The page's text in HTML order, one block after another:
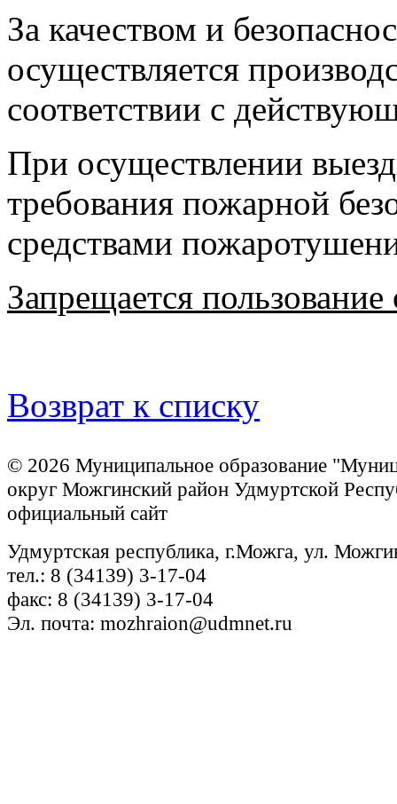
За качеством и
осуществляется
соответствии с
При осуществлении
требования пожарной
средствами
Запрещается
Возврат к списку
© 2026 Муниципальное образование
округ Можгинский район Удмуртской
официальный сайт
Удмуртская республика, г.Можга, ул.
тел.: 8 (34139) 3-17-04
факс: 8 (34139) 3-17-04
Эл. почта: mozhraion@udmnet.ru